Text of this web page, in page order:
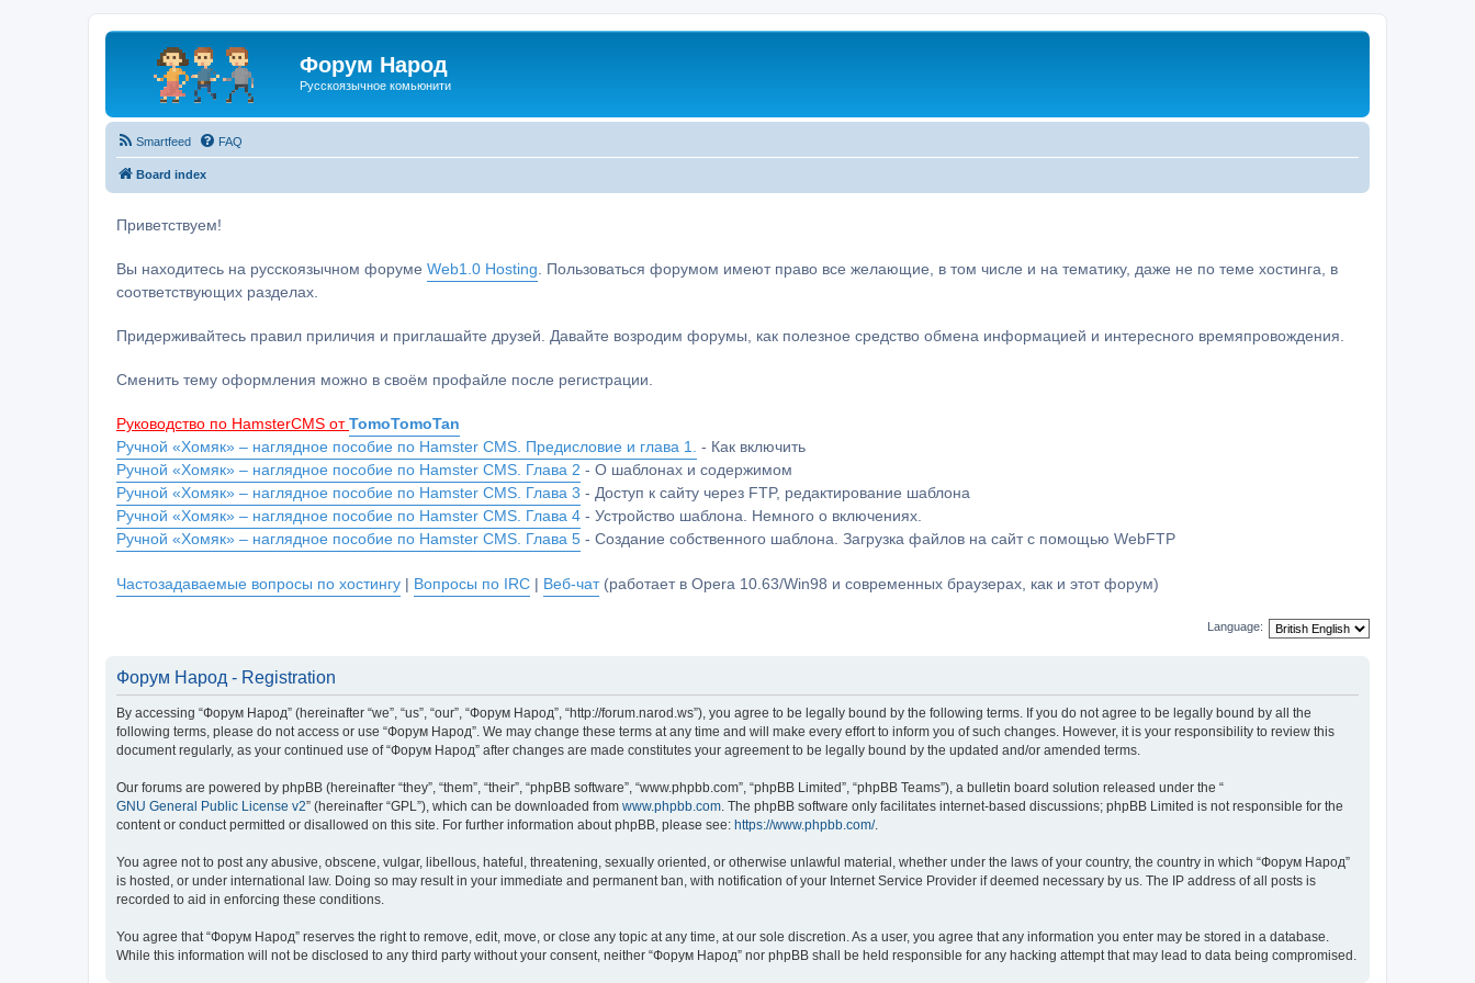
Форум Народ
Русскоязычное комьюнити
Smartfeed FAQ
Board index
Приветствуем!
Вы находитесь на русскоязычном форуме Web1.0 Hosting . Пользоваться форумом имеют право все желающие, в том числе и на тематику, даже не по теме хостинга, в
соответствующих разделах.
Придерживайтесь правил приличия и приглашайте друзей. Давайте возродим форумы, как полезное средство обмена информацией и интересного времяпровождения.
Сменить тему оформления можно в своём профайле после регистрации.
Руководство по HamsterCMS от TomoTomoTan
Ручной «Хомяк» – наглядное пособие по Hamster CMS. Предисловие и глава 1.
- Как включить
Ручной «Хомяк» – наглядное пособие по Hamster CMS. Глава 2 - О шаблонах и содержимом
Ручной «Хомяк» – наглядное пособие по Hamster CMS. Глава 3 - Доступ к сайту через FTP, редактирование шаблона
Ручной «Хомяк» – наглядное пособие по Hamster CMS. Глава 4 - Устройство шаблона. Немного о включениях.
Ручной «Хомяк» – наглядное пособие по Hamster CMS. Глава 5 - Создание собственного шаблона. Загрузка файлов на сайт с помощью WebFTP
Частозадаваемые вопросы по хостингу | Вопросы по IRC | Веб-чат(работает в Opera 10.63/Win98 и современных браузерах, как и этот форум)
Language:
Форум Народ - Registration
By accessing “Форум Народ” (hereinafter “we”, “us”, “our”, “Форум Народ”, “http://forum.narod.ws”), you agree to be legally bound by the following terms. If you do not agree to be legally bound by all the
following terms, please do not access or use “Форум Народ”. We may change these terms at any time and will make every effort to inform you of such changes. However, it is your responsibility to review this
document regularly, as your continued use of “Форум Народ” after changes are made constitutes your agreement to be legally bound by the updated and/or amended terms.
Our forums are powered by phpBB (hereinafter “they”, “them”, “their”, “phpBB software”, “www.phpbb.com”, “phpBB Limited”, “phpBB Teams”), a bulletin board solution released under the “
GNU General Public License v2” (hereinafter “GPL”), which can be downloaded from www.phpbb.com. The phpBB software only facilitates internet-based discussions; phpBB Limited is not responsible for the
content or conduct permitted or disallowed on this site. For further information about phpBB, please see: https://www.phpbb.com/.
You agree not to post any abusive, obscene, vulgar, libellous, hateful, threatening, sexually oriented, or otherwise unlawful material, whether under the laws of your country, the country in which “Форум Народ”
is hosted, or under international law. Doing so may result in your immediate and permanent ban, with notification of your Internet Service Provider if deemed necessary by us. The IP address of all posts is
recorded to aid in enforcing these conditions.
You agree that “Форум Народ” reserves the right to remove, edit, move, or close any topic at any time, at our sole discretion. As a user, you agree that any information you enter may be stored in a database.
While this information will not be disclosed to any third party without your consent, neither “Форум Народ” nor phpBB shall be held responsible for any hacking attempt that may lead to data being compromised.